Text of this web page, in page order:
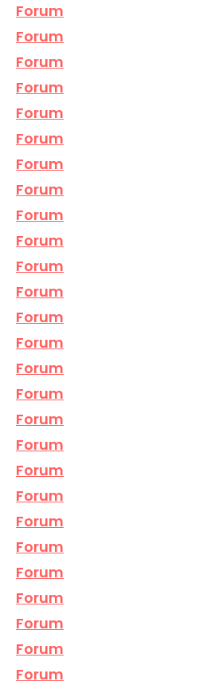
Forum
Forum
Forum
Forum
Forum
Forum
Forum
Forum
Forum
Forum
Forum
Forum
Forum
Forum
Forum
Forum
Forum
Forum
Forum
Forum
Forum
Forum
Forum
Forum
Forum
Forum
Forum